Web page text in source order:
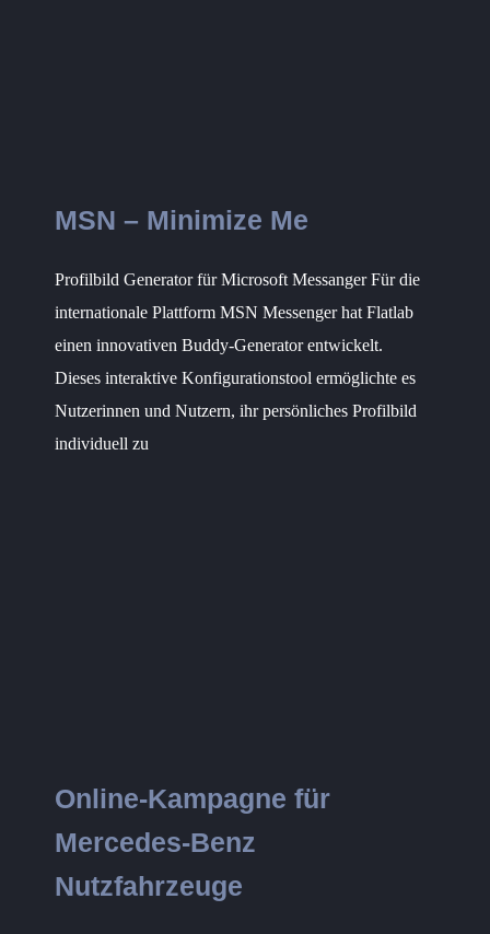
MSN – Minimize Me
Profilbild Generator für Microsoft Messanger Für die
internationale Plattform MSN Messenger hat Flatlab
einen innovativen Buddy-Generator entwickelt.
Dieses interaktive Konfigurationstool ermöglichte es
Nutzerinnen und Nutzern, ihr persönliches Profilbild
individuell zu
Online-Kampagne für
Mercedes-Benz
Nutzfahrzeuge